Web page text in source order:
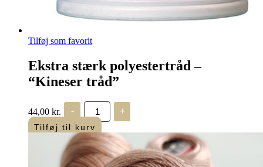
Tilføj som favorit
Ekstra stærk polyestertråd –
“Kineser tråd”
44,00 kr. -
Ekstra
stærk
polyestertråd
-
"Kineser
tråd"
antal
+
Tilføj til kurv